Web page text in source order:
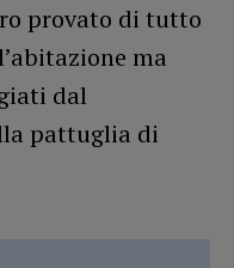
provato di tutto
ma
dal
pattuglia di